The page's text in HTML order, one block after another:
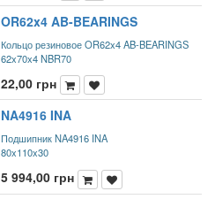
OR62x4 AB-BEARINGS
Кольцо резиновое OR62x4 AB-BEARINGS
62x70x4 NBR70
22,00 грн
NA4916 INA
Подшипник NA4916 INA
80x110x30
5 994,00 грн